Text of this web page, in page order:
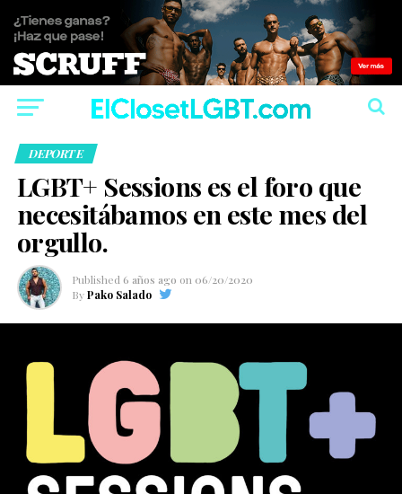
DEPORTE
LGBT+ Sessions es el foro que
necesitábamos en este mes del
orgullo.
Published 6 años ago on 06/20/2020
By Pako Salado